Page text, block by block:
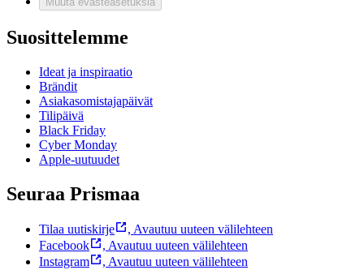
Suosittelemme
Ideat ja inspiraatio
Brändit
Asiakasomistajapäivät
Tilipäivä
Black Friday
Cyber Monday
Apple-uutuudet
Seuraa Prismaa
Tilaa uutiskirje , Avautuu uuteen välilehteen
Facebook
, Avautuu uuteen välilehteen
Instagram
, Avautuu uuteen välilehteen